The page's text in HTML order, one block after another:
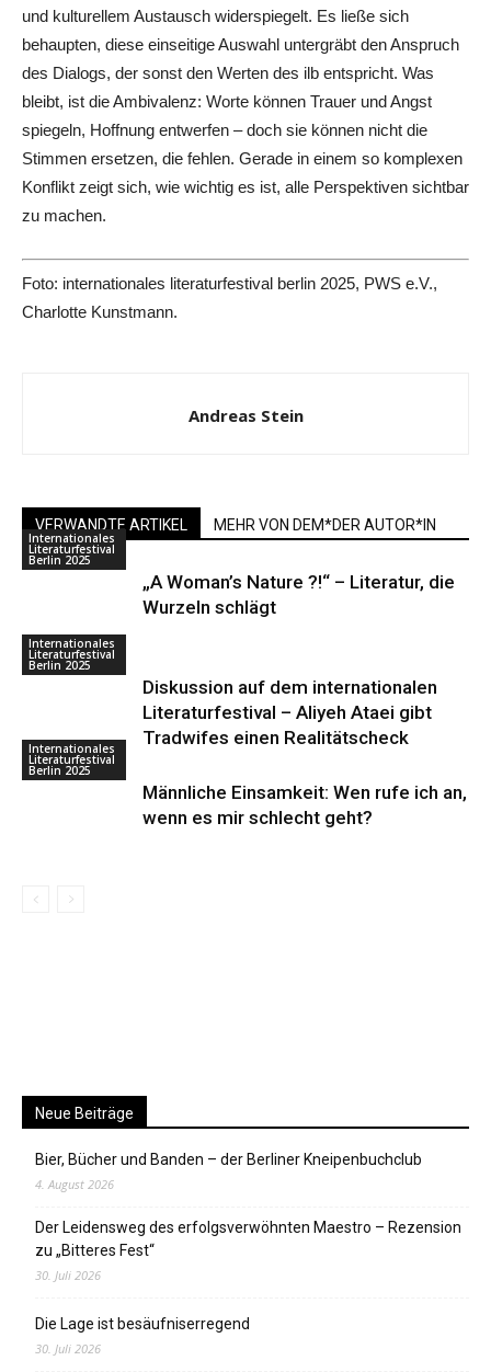
und kulturellem Austausch widerspiegelt. Es ließe sich
behaupten, diese einseitige Auswahl untergräbt den Anspruch
des Dialogs, der sonst den Werten des ilb entspricht. Was
bleibt, ist die Ambivalenz: Worte können Trauer und Angst
spiegeln, Hoffnung entwerfen – doch sie können nicht die
Stimmen ersetzen, die fehlen. Gerade in einem so komplexen
Konflikt zeigt sich, wie wichtig es ist, alle Perspektiven sichtbar
zu machen.
Foto: internationales literaturfestival berlin 2025, PWS e.V.,
Charlotte Kunstmann.
Andreas Stein
VERWANDTE ARTIKEL MEHR VON DEM*DER AUTOR*IN
Internationales
Literaturfestival
Berlin 2025
„A Woman’s Nature ?!“ – Literatur, die
Wurzeln schlägt
Internationales
Literaturfestival
Berlin 2025
Diskussion auf dem internationalen
Literaturfestival – Aliyeh Ataei gibt
Tradwifes einen Realitätscheck
Internationales
Literaturfestival
Berlin 2025
Männliche Einsamkeit: Wen rufe ich an,
wenn es mir schlecht geht?
Neue Beiträge
Bier, Bücher und Banden – der Berliner Kneipenbuchclub
4. August 2026
Der Leidensweg des erfolgsverwöhnten Maestro – Rezension
zu „Bitteres Fest“
30. Juli 2026
Die Lage ist besäufniserregend
30. Juli 2026